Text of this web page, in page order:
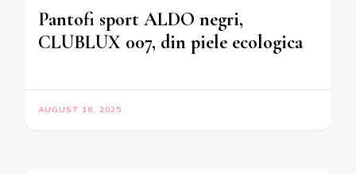
Pantofi sport ALDO negri,
CLUBLUX 007, din piele ecologica
AUGUST 18, 2025